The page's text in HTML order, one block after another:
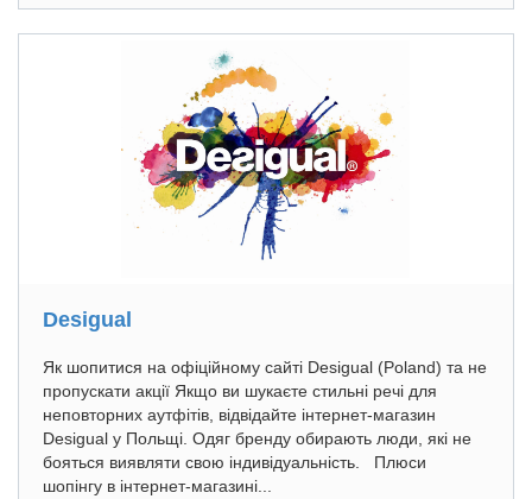
Desigual
Як шопитися на офіційному сайті Desigual (Poland) та не
пропускати акції Якщо ви шукаєте стильні речі для
неповторних аутфітів, відвідайте інтернет-магазин
Desigual у Польщі. Одяг бренду обирають люди, які не
бояться виявляти свою індивідуальність. Плюси
шопінгу в інтернет-магазині...